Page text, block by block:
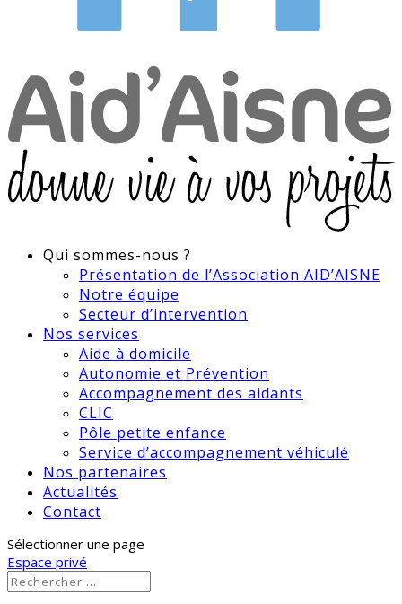
Qui sommes-nous ?
Présentation de l’Association AID’AISNE
Notre équipe
Secteur d’intervention
Nos services
Aide à domicile
Autonomie et Prévention
Accompagnement des aidants
CLIC
Pôle petite enfance
Service d’accompagnement véhiculé
Nos partenaires
Actualités
Contact
Sélectionner une page
Espace privé